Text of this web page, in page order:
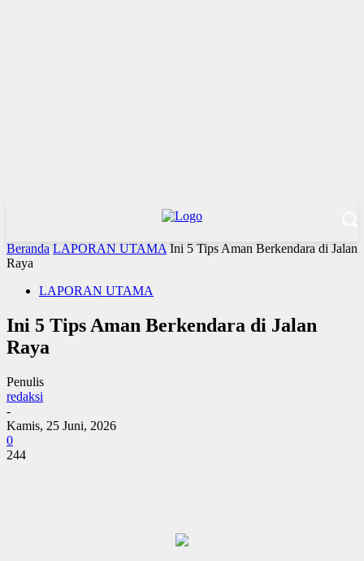
Beranda LAPORAN UTAMA Ini 5 Tips Aman Berkendara di Jalan
Raya
LAPORAN UTAMA
Ini 5 Tips Aman Berkendara di Jalan
Raya
Penulis
redaksi
-
Kamis, 25 Juni, 2026
0
244